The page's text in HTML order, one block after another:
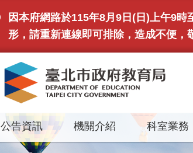
因本府網路於115年8月9日(日)上午9
形，請重新連線即可排除，造成不便，
公告資訊 機關介紹 科室業務